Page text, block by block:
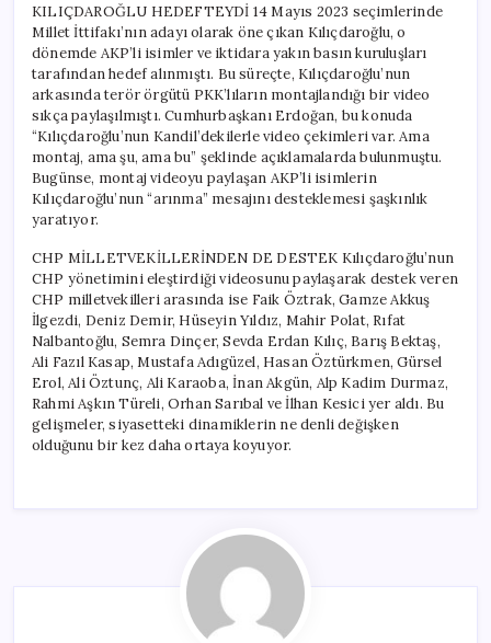
KILIÇDAROĞLU HEDEFTEYDİ 14 Mayıs 2023 seçimlerinde
Millet İttifakı’nın adayı olarak öne çıkan Kılıçdaroğlu, o
dönemde AKP’li isimler ve iktidara yakın basın kuruluşları
tarafından hedef alınmıştı. Bu süreçte, Kılıçdaroğlu’nun
arkasında terör örgütü PKK’lıların montajlandığı bir video
sıkça paylaşılmıştı. Cumhurbaşkanı Erdoğan, bu konuda
“Kılıçdaroğlu’nun Kandil’dekilerle video çekimleri var. Ama
montaj, ama şu, ama bu” şeklinde açıklamalarda bulunmuştu.
Bugünse, montaj videoyu paylaşan AKP’li isimlerin
Kılıçdaroğlu’nun “arınma” mesajını desteklemesi şaşkınlık
yaratıyor.
CHP MİLLETVEKİLLERİNDEN DE DESTEK Kılıçdaroğlu’nun
CHP yönetimini eleştirdiği videosunu paylaşarak destek veren
CHP milletvekilleri arasında ise Faik Öztrak, Gamze Akkuş
İlgezdi, Deniz Demir, Hüseyin Yıldız, Mahir Polat, Rıfat
Nalbantoğlu, Semra Dinçer, Sevda Erdan Kılıç, Barış Bektaş,
Ali Fazıl Kasap, Mustafa Adıgüzel, Hasan Öztürkmen, Gürsel
Erol, Ali Öztunç, Ali Karaoba, İnan Akgün, Alp Kadim Durmaz,
Rahmi Aşkın Türeli, Orhan Sarıbal ve İlhan Kesici yer aldı. Bu
gelişmeler, siyasetteki dinamiklerin ne denli değişken
olduğunu bir kez daha ortaya koyuyor.